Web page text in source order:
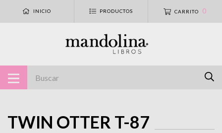
INICIO PRODUCTOS CARRITO 0
TWIN OTTER T-87